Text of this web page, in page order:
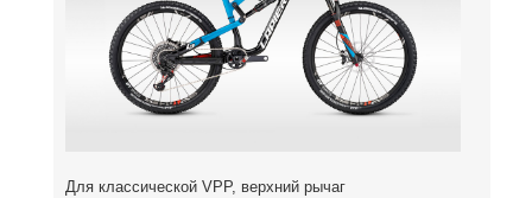
Для классической VPP, верхний рычаг